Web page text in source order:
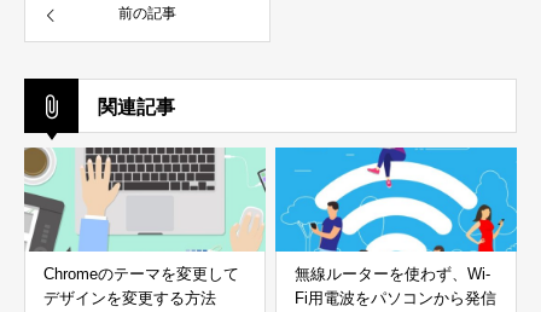
前の記事
関連記事
Chromeのテーマを変更して
デザインを変更する方法
無線ルーターを使わず、Wi-
Fi用電波をパソコンから発信